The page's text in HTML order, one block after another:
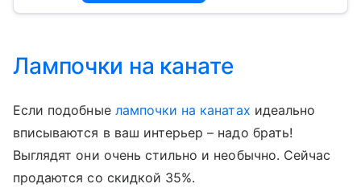
Лампочки на канате
Если подобные лампочки на канатах идеально
вписываются в ваш интерьер – надо брать!
Выглядят они очень стильно и необычно. Сейчас
продаются со скидкой 35%.